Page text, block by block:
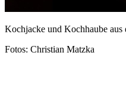
Kochjacke und Kochhaube aus
Fotos: Christian Matzka